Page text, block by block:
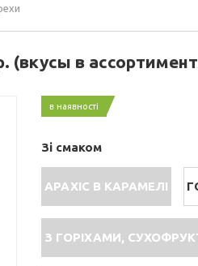
(вкусы в
в наявності
Зі смаком
АРАХІС В КАРАМЕЛІ
З ГОРІХАМИ,